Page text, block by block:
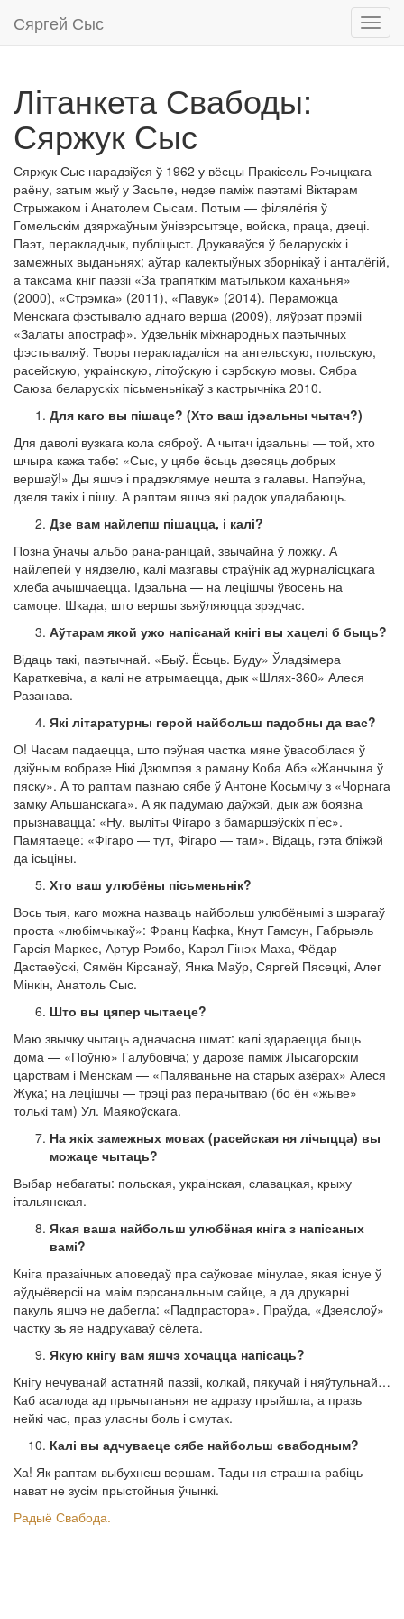
Сяргей Сыс
Літанкета Свабоды:
Сяржук Сыс
Сяржук Сыс нарадзіўся ў 1962 у вёсцы Пракісель Рэчыцкага
раёну, затым жыў у Засьпе, недзе паміж паэтамі Віктарам
Стрыжаком і Анатолем Сысам. Потым — філялёгія ў
Гомельскім дзяржаўным ўнівэрсытэце, войска, праца, дзеці.
Паэт, перакладчык, публіцыст. Друкаваўся ў беларускіх і
замежных выданьнях; аўтар калектыўных зборнікаў і анталёгій,
а таксама кніг паэзіі «За трапяткім матыльком каханьня»
(2000), «Стрэмка» (2011), «Павук» (2014). Пераможца
Менскага фэстывалю аднаго верша (2009), ляўрэат прэміі
«Залаты апостраф». Удзельнік міжнародных паэтычных
фэстываляў. Творы перакладаліся на ангельскую, польскую,
расейскую, украінскую, літоўскую і сэрбскую мовы. Сябра
Саюза беларускіх пісьменьнікаў з кастрычніка 2010.
Для каго вы пішаце? (Хто ваш ідэальны чытач?)
Для даволі вузкага кола сяброў. А чытач ідэальны — той, хто
шчыра кажа табе: «Сыс, у цябе ёсьць дзесяць добрых
вершаў!» Ды яшчэ і прадэклямуе нешта з галавы. Напэўна,
дзеля такіх і пішу. А раптам яшчэ які радок упадабаюць.
Дзе вам найлепш пішацца, і калі?
Позна ўначы альбо рана-раніцай, звычайна ў ложку. А
найлепей у нядзелю, калі мазгавы страўнік ад журналісцкага
хлеба ачышчаецца. Ідэальна — на лецішчы ўвосень на
самоце. Шкада, што вершы зьяўляюцца зрэдчас.
Аўтарам якой ужо напісанай кнігі вы хацелі б быць?
Відаць такі, паэтычнай. «Быў. Ёсьць. Буду» Ўладзімера
Караткевіча, а калі не атрымаецца, дык «Шлях-360» Алеся
Разанава.
Які літаратурны герой найбольш падобны да вас?
О! Часам падаецца, што пэўная частка мяне ўвасобілася ў
дзіўным вобразе Нікі Дзюмпэя з раману Коба Абэ «Жанчына ў
пяску». А то раптам пазнаю сябе ў Антоне Косьмічу з «Чорнага
замку Альшанскага». А як падумаю даўжэй, дык аж боязна
прызнавацца: «Ну, выліты Фігаро з бамаршэўскіх п’ес».
Памятаеце: «Фігаро — тут, Фігаро — там». Відаць, гэта бліжэй
да ісьціны.
Хто ваш улюбёны пісьменьнік?
Вось тыя, каго можна назваць найбольш улюбёнымі з шэрагаў
проста «любімчыкаў»: Франц Кафка, Кнут Гамсун, Габрыэль
Гарсія Маркес, Артур Рэмбо, Карэл Гінэк Маха, Фёдар
Дастаеўскі, Сямён Кірсанаў, Янка Маўр, Сяргей Пясецкі, Алег
Мінкін, Анатоль Сыс.
Што вы цяпер чытаеце?
Маю звычку чытаць адначасна шмат: калі здараецца быць
дома — «Поўню» Галубовіча; у дарозе паміж Лысагорскім
царствам і Менскам — «Паляваньне на старых азёрах» Алеся
Жука; на лецішчы — трэці раз перачытваю (бо ён «жыве»
толькі там) Ул. Маякоўскага.
На якіх замежных мовах (расейская ня лічыцца) вы
можаце чытаць?
Выбар небагаты: польская, украінская, славацкая, крыху
італьянская.
Якая ваша найбольш улюбёная кніга з напісаных
вамі?
Кніга празаічных аповедаў пра саўковае мінулае, якая існуе ў
аўдыёверсіі на маім пэрсанальным сайце, а да друкарні
пакуль яшчэ не дабегла: «Падпрастора». Праўда, «Дзеяслоў»
частку зь яе надрукаваў сёлета.
Якую кнігу вам яшчэ хочацца напісаць?
Кнігу нечуванай астатняй паэзіі, колкай, пякучай і няўтульнай…
Каб асалода ад прычытаньня не адразу прыйшла, а празь
нейкі час, праз уласны боль і смутак.
Калі вы адчуваеце сябе найбольш свабодным?
Ха! Як раптам выбухнеш вершам. Тады ня страшна рабіць
нават не зусім прыстойныя ўчынкі.
Радыё Свабода.